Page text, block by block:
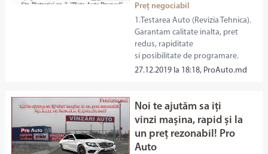
Preț negociabil
1.Testarea Auto (Revizia Tehnica).
Garantam calitate inalta, pret
redus, rapiditate
si posibilitate de programare.
27.12.2019 la 18:18, ProAuto.md
Noi te ajutăm sa iți
vinzi mașina, rapid și la
un preț rezonabil! Pro
Auto